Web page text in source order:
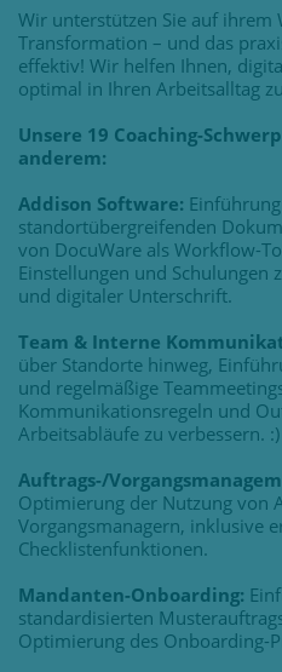
Wir unterstützen Sie auf ihrem
Transformation – und das
effektiv! Wir helfen Ihnen,
optimal in Ihren Arbeitsalltag
Unsere 19 Coaching-
anderem:
Addison Software:
standortübergreifenden
von DocuWare als Workflow-
Einstellungen und Schulungen
und digitaler Unterschrift.
Team & Interne
über Standorte hinweg,
und regelmäßige
Kommunikationsregeln und
Arbeitsabläufe zu verbessern. :)
Auftrags-/
Optimierung der Nutzung von
Vorgangsmanagern, inklusive
Checklistenfunktionen.
Mandanten-Onboarding:
standardisierten
Optimierung des Onboarding-